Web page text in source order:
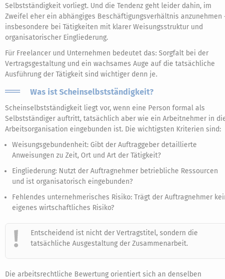
Selbstständigkeit vorliegt. Und die Tendenz geht leider dahin, im
Zweifel eher ein abhängiges Beschäftigungsverhältnis anzunehmen
insbesondere bei Tätigkeiten mit klarer Weisungsstruktur und
organisatorischer Eingliederung.
Für Freelancer und Unternehmen bedeutet das: Sorgfalt bei der
Vertragsgestaltung und ein wachsames Auge auf die tatsächliche
Ausführung der Tätigkeit sind wichtiger denn je.
Was ist Scheinselbstständigkeit?
Scheinselbstständigkeit liegt vor, wenn eine Person formal als
Selbstständiger auftritt, tatsächlich aber wie ein Arbeitnehmer in
Arbeitsorganisation eingebunden ist. Die wichtigsten Kriterien sind:
Weisungsgebundenheit: Gibt der Auftraggeber detaillierte
Anweisungen zu Zeit, Ort und Art der Tätigkeit?
Eingliederung: Nutzt der Auftragnehmer betriebliche Ressourcen
und ist organisatorisch eingebunden?
Fehlendes unternehmerisches Risiko: Trägt der Auftragnehmer
eigenes wirtschaftliches Risiko?
Entscheidend ist nicht der Vertragstitel, sondern die
tatsächliche Ausgestaltung der Zusammenarbeit.
Die arbeitsrechtliche Bewertung orientiert sich an denselben